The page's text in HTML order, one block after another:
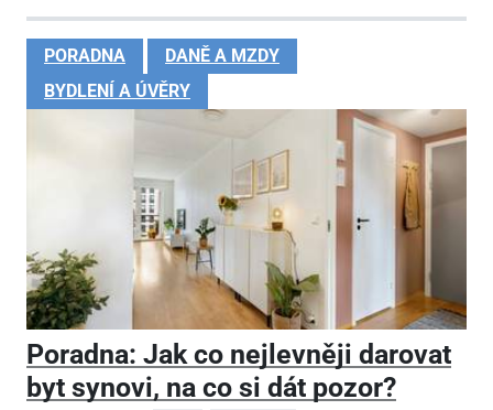
PORADNA
DANĚ A MZDY
BYDLENÍ A ÚVĚRY
Poradna: Jak co nejlevněji darovat
byt synovi, na co si dát pozor?